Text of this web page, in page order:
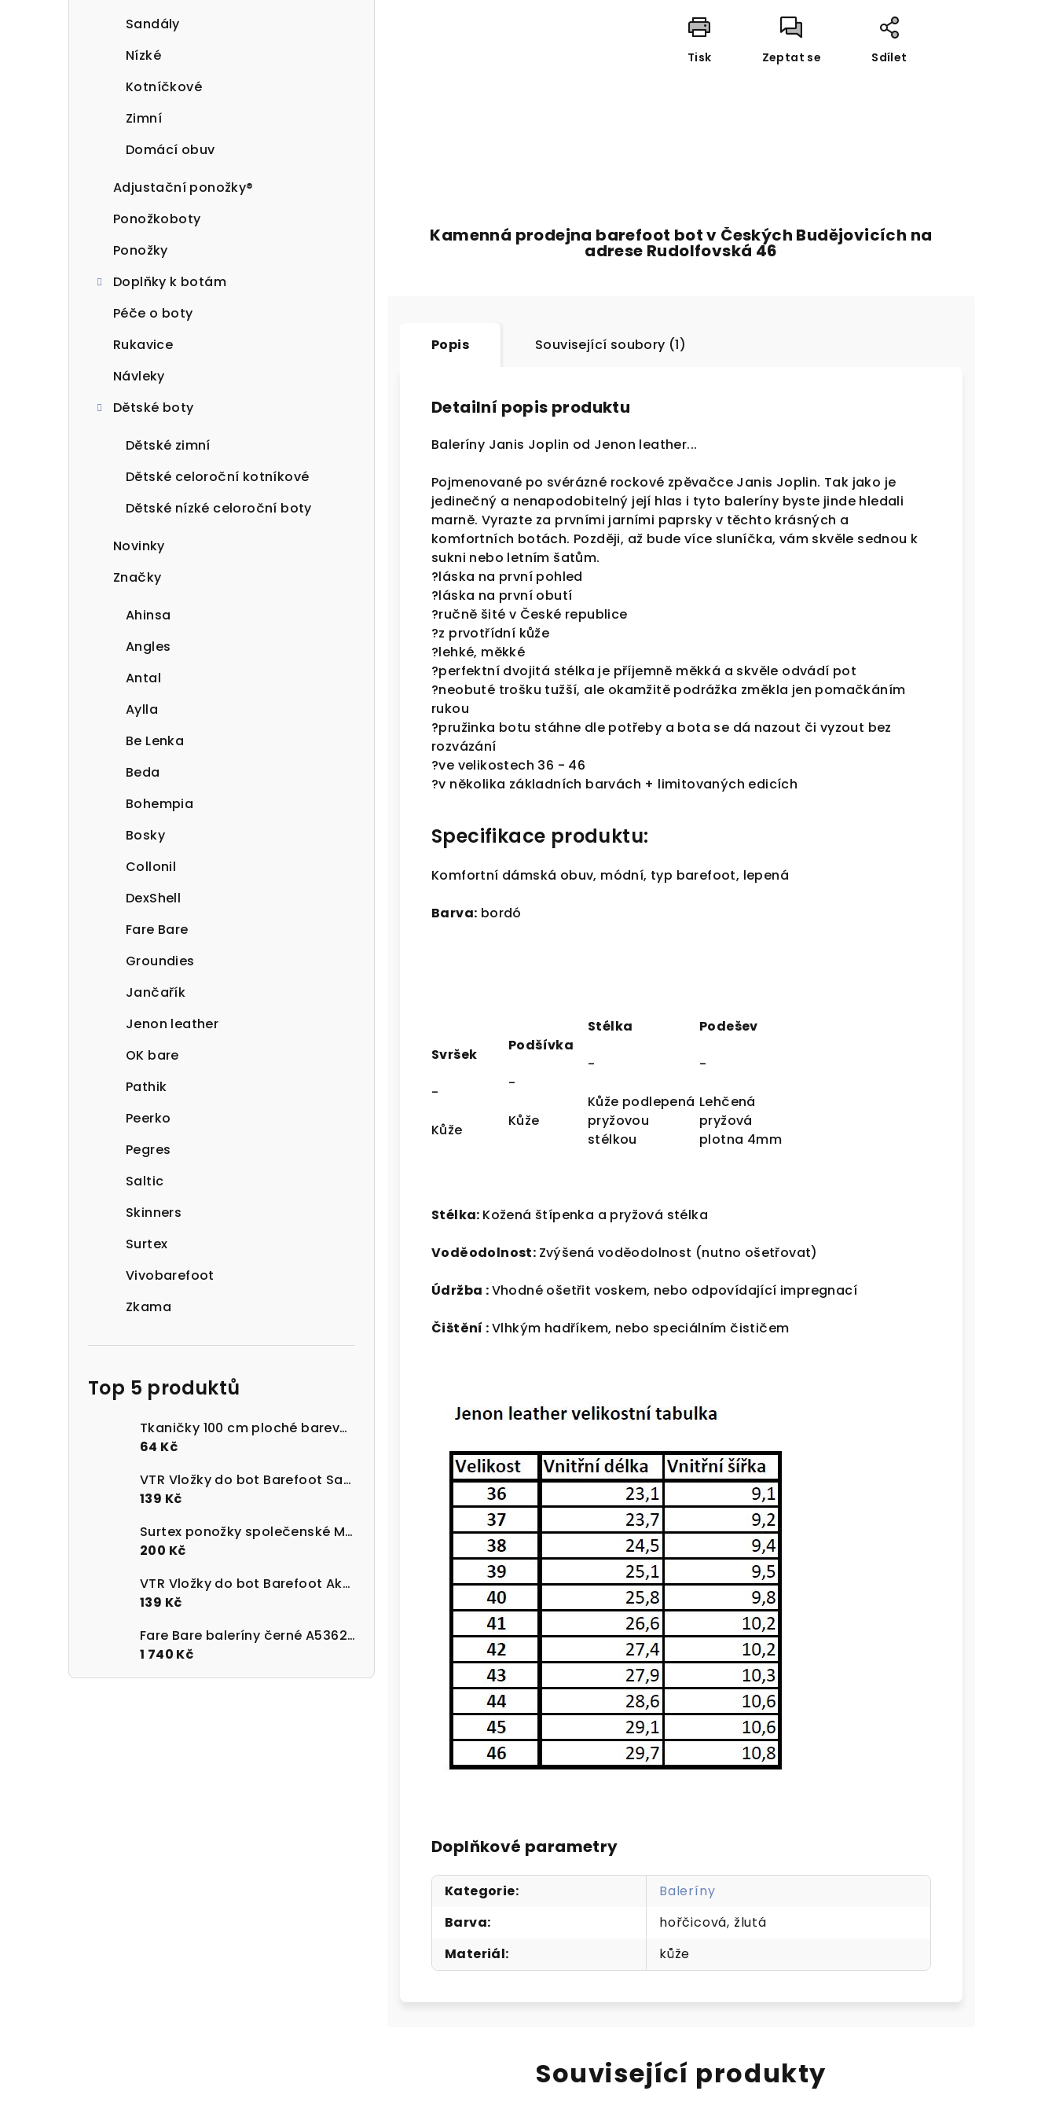
Sandály
Nízké
Kotníčkové
Zimní
Domácí obuv
Adjustační ponožky®
Ponožkoboty
Ponožky
Doplňky k botám
Péče o boty
Rukavice
Návleky
Dětské boty
Dětské zimní
Dětské celoroční kotníkové
Dětské nízké celoroční boty
Novinky
Značky
Ahinsa
Angles
Antal
Aylla
Be Lenka
Beda
Bohempia
Bosky
Collonil
DexShell
Fare Bare
Groundies
Jančařík
Jenon leather
OK bare
Pathik
Peerko
Pegres
Saltic
Skinners
Surtex
Vivobarefoot
Zkama
Top 5 produktů
Tkaničky 100 cm ploché barevné 100% bavlna
64 Kč
VTR Vložky do bot Barefoot Sanitized s paměťovou pěnou
139 Kč
Surtex ponožky společenské Merino 90 - 95% černé
200 Kč
VTR Vložky do bot Barefoot Aktivní uhlí UNI velikost 36-47
139 Kč
Fare Bare baleríny černé A5362113
1 740 Kč
Tisk Zeptat se Sdílet
Kamenná prodejna barefoot bot v Českých Budějovicích na
adrese Rudolfovská 46
Popis Související soubory (1)
Detailní popis produktu
Baleríny Janis Joplin od Jenon leather...
Pojmenované po svérázné rockové zpěvačce Janis Joplin. Tak jako je
jedinečný a nenapodobitelný její hlas i tyto baleríny byste jinde hledali
marně. Vyrazte za prvními jarními paprsky v těchto krásných a
komfortních botách. Později, až bude více sluníčka, vám skvěle sednou k
sukni nebo letním šatům.
?láska na první pohled
?láska na první obutí
?ručně šité v České republice
?z prvotřídní kůže
?lehké, měkké
?perfektní dvojitá stélka je příjemně měkká a skvěle odvádí pot
?neobuté trošku tužší, ale okamžitě podrážka změkla jen pomačkáním
rukou
?pružinka botu stáhne dle potřeby a bota se dá nazout či vyzout bez
rozvázání
?ve velikostech 36 - 46
?v několika základních barvách + limitovaných edicích
Specifikace produktu:
Komfortní dámská obuv, módní, typ barefoot, lepená
Barva: bordó
Svršek
-
Kůže
Podšívka
-
Kůže
Stélka
-
Kůže podlepená
pryžovou
stélkou
Podešev
-
Lehčená
pryžová
plotna 4mm
Stélka: Kožená štípenka a pryžová stélka
Voděodolnost: Zvýšená voděodolnost (nutno ošetřovat)
Údržba :Vhodné ošetřit voskem, nebo odpovídající impregnací
Čištění :Vlhkým hadříkem, nebo speciálním čističem
Doplňkové parametry
Kategorie:
Baleríny
Barva:
hořčicová, žlutá
Materiál: kůže
Související produkty